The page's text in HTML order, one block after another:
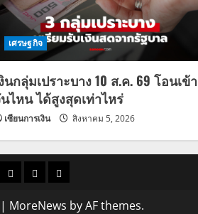
เศรษฐกิจ
นกลุ่มเปราะบาง 10 ส.ค. 69 โอนเข้า
ไหน ได้สูงสุดเท่าไหร่
เซียนการเงิน สิงหาคม 5, 2026
ดูด
ที่
ผู้ชาย
| MoreNews by AF themes.